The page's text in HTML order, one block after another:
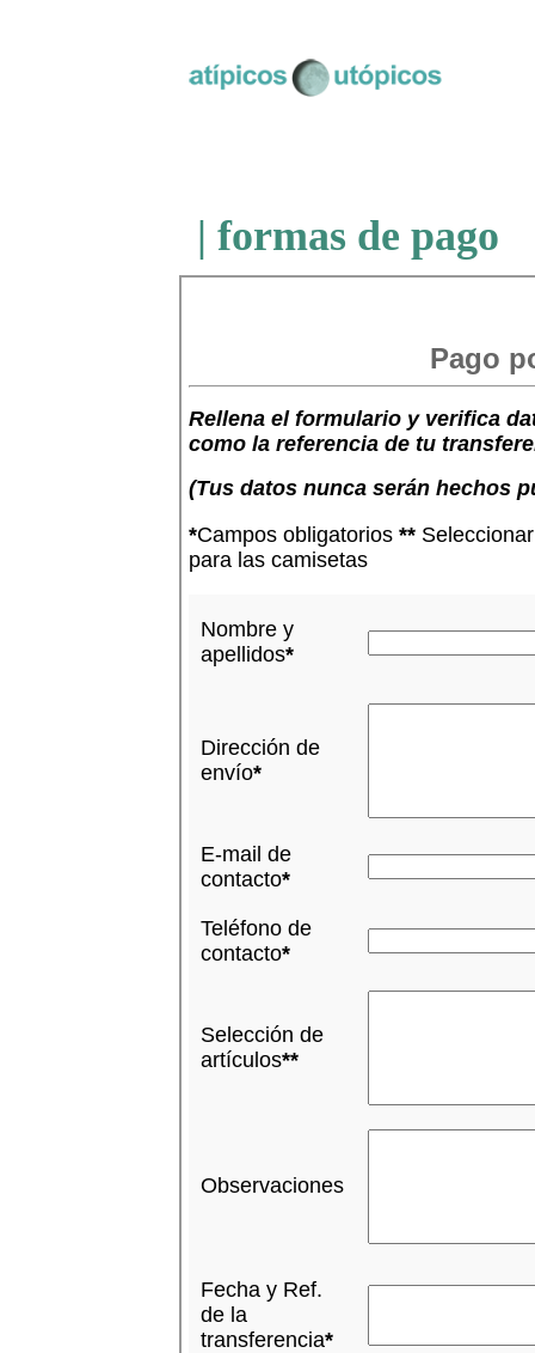
| formas de pago
Pago
Rellena el formulario y verifica
como la referencia de tu
(Tus datos nunca serán hechos
*Campos obligatorios **
para las camisetas
Nombre y
apellidos*
Dirección de
envío*
E-mail de
contacto*
Teléfono de
contacto*
Selección de
artículos**
Observaciones
Fecha y Ref.
de la
transferencia*